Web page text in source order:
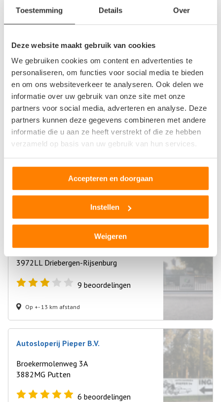
Toestemming Details Over
Deze website maakt gebruik van cookies
We gebruiken cookies om content en advertenties te
personaliseren, om functies voor social media te bieden
en om ons websiteverkeer te analyseren. Ook delen we
informatie over uw gebruik van onze site met onze
partners voor social media, adverteren en analyse. Deze
partners kunnen deze gegevens combineren met andere
informatie die u aan ze heeft verstrekt of die ze hebben
verzameld op basis van uw gebruik van hun services.
Accepteren en doorgaan
Instellen
Weigeren
Bijkerk Auto- en Metaalrecycling BV
0beoordelingen
Op +- 13 km afstand
Autosloopexpert
Oostvenerweg 2a
beoordelingen
Op +- 13 km afstand
Autodemontagebedrijf Kempenaar BV
3972LL Driebergen-Rijsenburg
9 beoordelingen
Op +- 13 km afstand
Autosloperij Pieper B.V.
Broekermolenweg 3A
3882MG Putten
6 beoordelingen